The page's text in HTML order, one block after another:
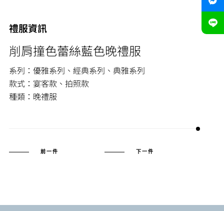
禮服資訊
削肩撞色蕾絲藍色晚禮服
系列：優雅系列、經典系列、典雅系列
款式：宴客款、拍照款
種類：晚禮服
前一件 下一件